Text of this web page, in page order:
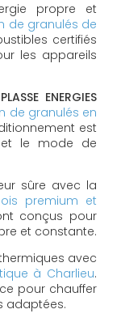
propre et
de granulés de
certifiés
les appareils
PLASSE ENERGIES
de granulés en
est
le mode de
sûre avec la
premium et
conçus pour
et constante.
avec
à Charlieu.
pour chauffer
adaptées.